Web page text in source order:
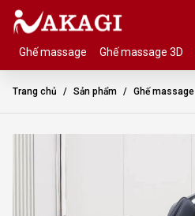
Ghế massage Ghế massage 3D
Trang chủ Sản phẩm Ghế massage